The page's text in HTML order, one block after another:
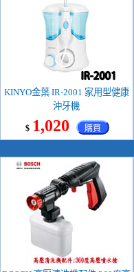
KINYO金葉 IR-2001 家用型健康
沖牙機
$ 1,020 購買